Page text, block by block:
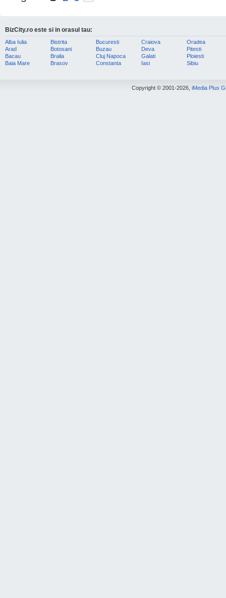
BizCity.ro este si in orasul tau:
Alba Iulia
Arad
Bacau
Baia Mare
Bistrita
Botosani
Braila
Brasov
Bucuresti
Buzau
Cluj Napoca
Constanta
Craiova
Deva
Galati
Iasi
Oradea
Pitesti
Ploiesti
Sibiu
Copyright © 2001-2026, iMedia Plus